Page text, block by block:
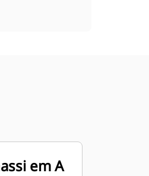
em A